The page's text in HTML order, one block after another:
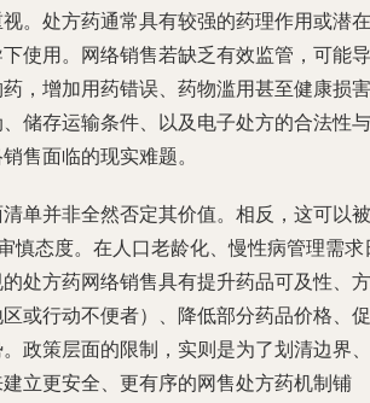
。处方药通常具有较强的药理作用或潜在
使用。网络销售若缺乏有效监管，可能导
，增加用药错误、药物滥用甚至健康损害
储存运输条件、以及电子处方的合法性与
售面临的现实难题。
单并非全然否定其价值。相反，这可以被
慎态度。在人口老龄化、慢性病管理需求
处方药网络销售具有提升药品可及性、方
或行动不便者）、降低部分药品价格、促
政策层面的限制，实则是为了划清边界、
立更安全、更有序的网售处方药机制铺